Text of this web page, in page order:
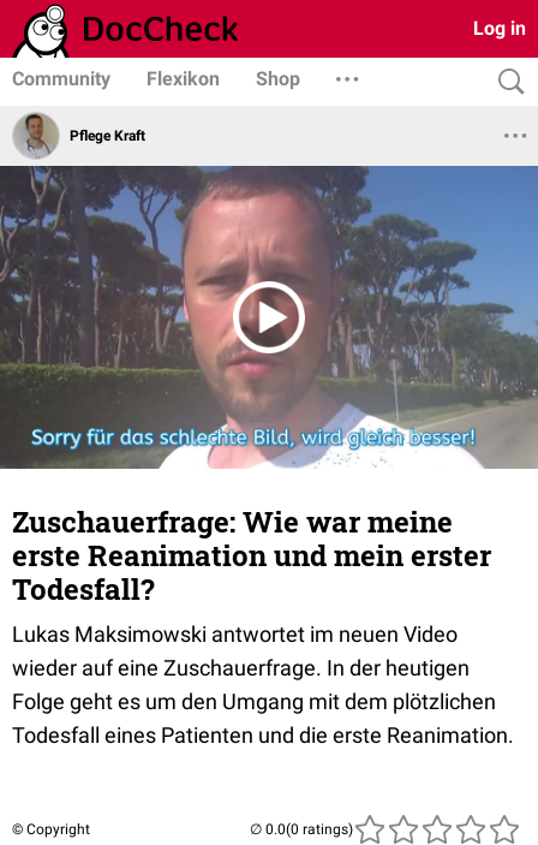
Log in
Community Flexikon Shop
Pflege Kraft
Zuschauerfrage: Wie war meine
erste Reanimation und mein erster
Todesfall?
Lukas Maksimowski antwortet im neuen Video
wieder auf eine Zuschauerfrage. In der heutigen
Folge geht es um den Umgang mit dem plötzlichen
Todesfall eines Patienten und die erste Reanimation.
© Copyright (0 ratings)